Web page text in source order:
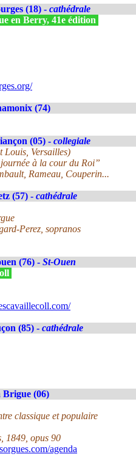
(18) - cathédrale
en Berry, 41e édition
(74)
(05) - collegiale
Louis, Versailles)
à la cour du Roi”
Rameau, Couperin...
(57) - cathédrale
Perez, sopranos
(76) - St-Ouen
(85) - cathédrale
Brigue (06)
classique et populaire
1849, opus 90
agenda